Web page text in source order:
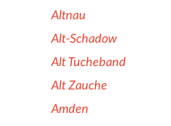
Altnau
Alt-Schadow
Alt Tucheband
Alt Zauche
Amden